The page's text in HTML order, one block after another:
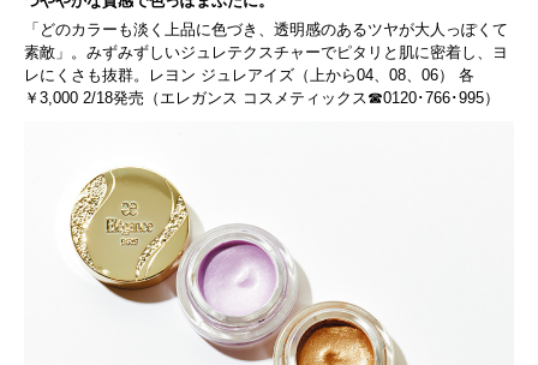
「どのカラーも淡く上品に色づき、透明感のあるツヤが大人っぽくて
素敵」。みずみずしいジュレテクスチャーでピタリと肌に密着し、ヨ
レにくさも抜群。レヨン ジュレアイズ（上から04、08、06） 各
￥3,000 2/18発売（エレガンス コスメティックス☎0120･766･995）